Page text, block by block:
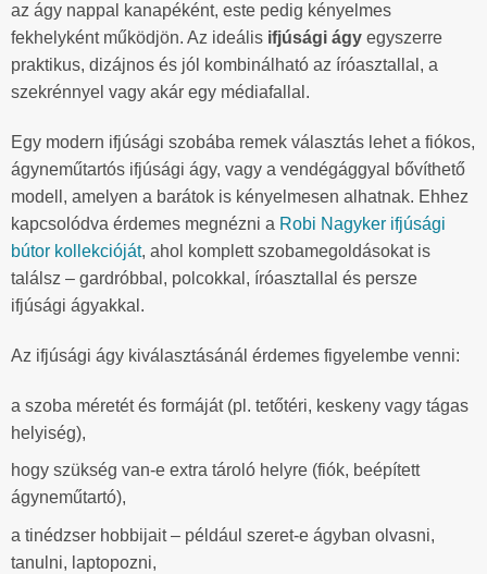
az ágy nappal kanapéként, este pedig kényelmes
fekhelyként működjön. Az ideális ifjúsági ágy egyszerre
praktikus, dizájnos és jól kombinálható az íróasztallal, a
szekrénnyel vagy akár egy médiafallal.
Egy modern ifjúsági szobába remek választás lehet a fiókos,
ágyneműtartós ifjúsági ágy, vagy a vendégággyal bővíthető
modell, amelyen a barátok is kényelmesen alhatnak. Ehhez
kapcsolódva érdemes megnézni a Robi Nagyker ifjúsági
bútor kollekcióját, ahol komplett szobamegoldásokat is
találsz – gardróbbal, polcokkal, íróasztallal és persze
ifjúsági ágyakkal.
Az ifjúsági ágy kiválasztásánál érdemes figyelembe venni:
a szoba méretét és formáját (pl. tetőtéri, keskeny vagy tágas
helyiség),
hogy szükség van-e extra tároló helyre (fiók, beépített
ágyneműtartó),
a tinédzser hobbijait – például szeret-e ágyban olvasni,
tanulni, laptopozni,